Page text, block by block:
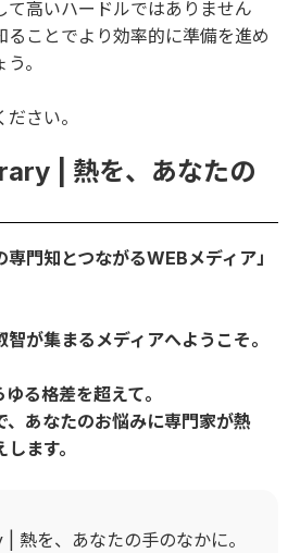
て高いハードルではありません
ることでより効率的に準備を進め
。
さい。
| 熱を、あなたの
専門知とつながるWEBメディア」
が集まるメディアへようこそ。
る格差を超えて。
、あなたのお悩みに専門家が熱
ます。
熱を、あなたの手のなかに。